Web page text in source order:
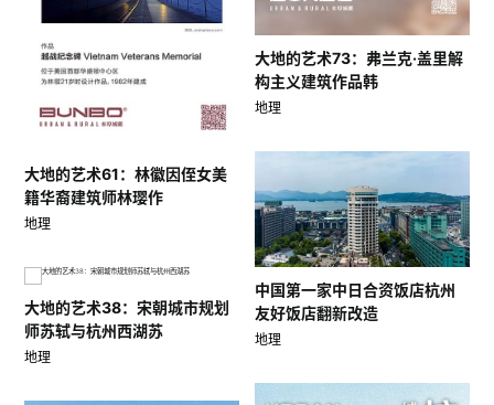
大地的艺术73：弗兰克·盖里解
构主义建筑作品韩
地理
大地的艺术61：林徽因侄女美
籍华裔建筑师林璎作
地理
中国第一家中日合资饭店杭州
友好饭店翻新改造
地理
大地的艺术38：宋朝城市规划
师苏轼与杭州西湖苏
地理